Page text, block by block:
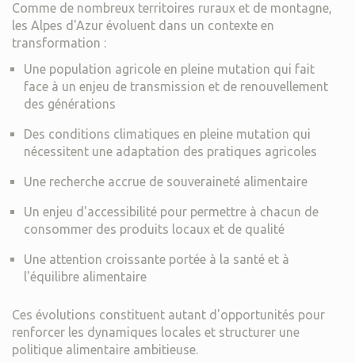
Comme de nombreux territoires ruraux et de montagne,
les Alpes d'Azur évoluent dans un contexte en
transformation :
Une population agricole en pleine mutation qui fait
face à un enjeu de transmission et de renouvellement
des générations
Des conditions climatiques en pleine mutation qui
nécessitent une adaptation des pratiques agricoles
Une recherche accrue de souveraineté alimentaire
Un enjeu d'accessibilité pour permettre à chacun de
consommer des produits locaux et de qualité
Une attention croissante portée à la santé et à
l'équilibre alimentaire
Ces évolutions constituent autant d'opportunités pour
renforcer les dynamiques locales et structurer une
politique alimentaire ambitieuse.